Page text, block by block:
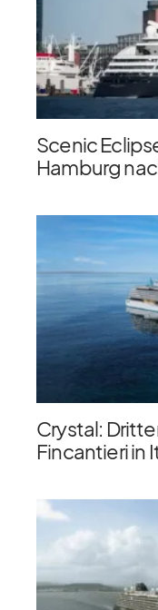
Scenic
Hamburg
Crystal:
Fincantieri in